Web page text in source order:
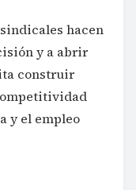
hacen
y a abrir
construir
y el empleo